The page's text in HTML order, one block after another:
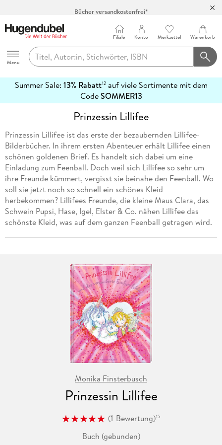
Abholung in über 100 Filialen
Hugendubel
Menu
Filiale Konto Merkzettel Warenkorb
Summer Sale: 13% Rabatt12auf viele Sortimente mit dem
CodeSOMMER13
erfahren
Prinzessin Lillifee
Prinzessin Lillifee ist das erste der bezaubernden Lillifee-
Bilderbücher. In ihrem ersten Abenteuer erhält Lillifee einen
schönen goldenen Brief. Es handelt sich dabei um eine
Einladung zum Feenball. Doch weil sich Lillifee so sehr um
ihre Freunde kümmert, vergisst sie beinahe den Feenball. Wo
soll sie jetzt noch so schnell ein schönes Kleid
herbekommen? Lillifees Freunde, die kleine Maus Clara, das
Schwein Pupsi, Hase, Igel, Elster & Co. nähen Lillifee das
schönste Kleid, was auf dem ganzen Feenball getragen wird.
Monika Finsterbusch
Prinzessin Lillifee
(1 Bewertung)15
Buch (gebunden)